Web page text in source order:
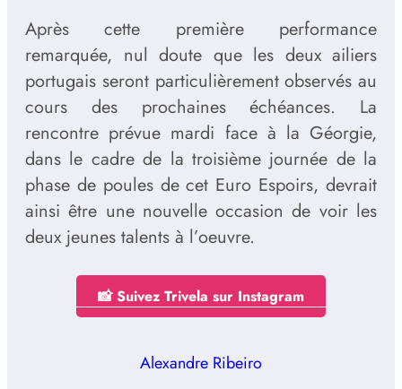
Après cette première performance
remarquée, nul doute que les deux ailiers
portugais seront particulièrement observés au
cours des prochaines échéances. La
rencontre prévue mardi face à la Géorgie,
dans le cadre de la troisième journée de la
phase de poules de cet Euro Espoirs, devrait
ainsi être une nouvelle occasion de voir les
deux jeunes talents à l’oeuvre.
📸 Suivez Trivela sur Instagram
Alexandre Ribeiro